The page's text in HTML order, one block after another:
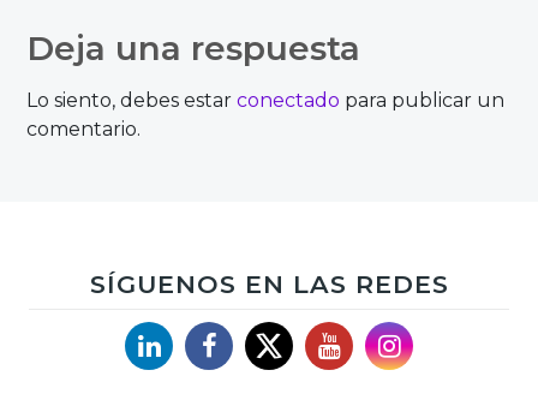
de
entradas
Deja una respuesta
Lo siento, debes estarconectado para publicar un
comentario.
SÍGUENOS EN LAS REDES
LinkedinFacebook
X YouTubeInstagram